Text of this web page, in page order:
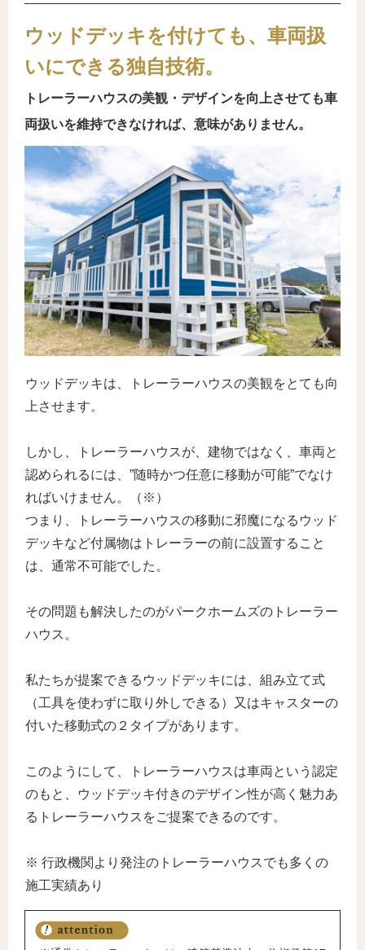
ウッドデッキを付けても、車両扱
いにできる独自技術。
トレーラーハウスの美観・デザインを向上させても車
両扱いを維持できなければ、意味がありません。
ウッドデッキは、トレーラーハウスの美観をとても向
上させます。
しかし、トレーラーハウスが、建物ではなく、車両と
認められるには、”随時かつ任意に移動が可能”でなけ
ればいけません。（※）
つまり、トレーラーハウスの移動に邪魔になるウッド
デッキなど付属物はトレーラーの前に設置すること
は、通常不可能でした。
その問題も解決したのがパークホームズのトレーラー
ハウス。
私たちが提案できるウッドデッキには、組み立て式
（工具を使わずに取り外しできる）又はキャスターの
付いた移動式の２タイプがあります。
このようにして、トレーラーハウスは車両という認定
のもと、ウッドデッキ付きのデザイン性が高く魅力あ
るトレーラーハウスをご提案できるのです。
※ 行政機関より発注のトレーラーハウスでも多くの
施工実績あり